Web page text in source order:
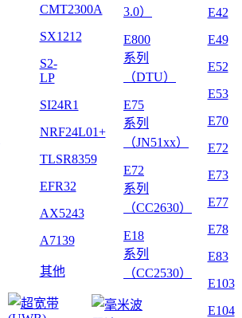
CMT2300A
SX1212
S2-
LP
SI24R1
NRF24L01+
TLSR8359
EFR32
AX5243
A7139
其他
3.0）
E800
系列
（DTU）
E75
系列
（JN51xx）
E72
系列
（CC2630）
E18
系列
（CC2530）
E42
E49
E52
E53
E70
E72
E73
E77
E78
E83
E103
E104